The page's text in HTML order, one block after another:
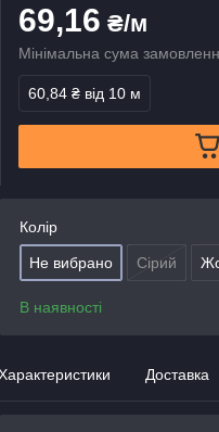
69,16 ₴/м
Мінімальна сума
60,84 ₴ від 10 м
Колір
Не вибрано Сірий
В наявності
Доставка